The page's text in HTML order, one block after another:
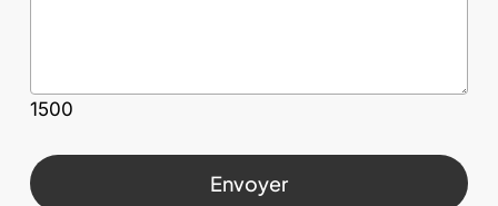
1500